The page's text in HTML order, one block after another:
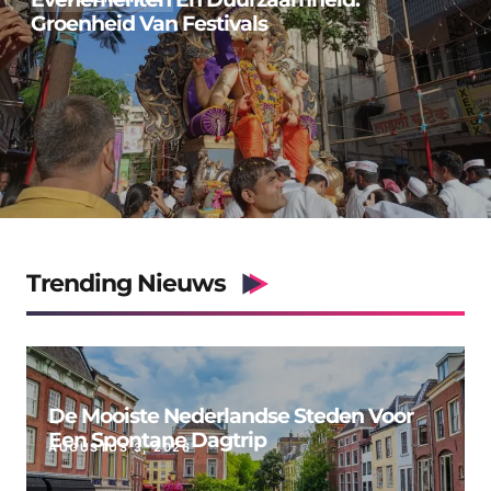
Groenheid Van Festivals
Trending Nieuws
De Mooiste Nederlandse Steden Voor
Een Spontane Dagtrip
AUGUSTUS 3, 2026